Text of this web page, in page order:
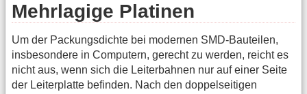
Mehrlagige Platinen
Um der Packungsdichte bei modernen SMD-Bauteilen,
insbesondere in Computern, gerecht zu werden, reicht es
nicht aus, wenn sich die Leiterbahnen nur auf einer Seite
der Leiterplatte befinden. Nach den doppelseitigen